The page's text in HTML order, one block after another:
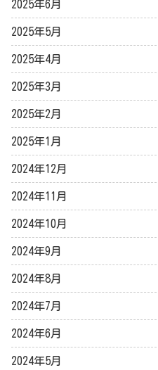
2025年6月
2025年5月
2025年4月
2025年3月
2025年2月
2025年1月
2024年12月
2024年11月
2024年10月
2024年9月
2024年8月
2024年7月
2024年6月
2024年5月